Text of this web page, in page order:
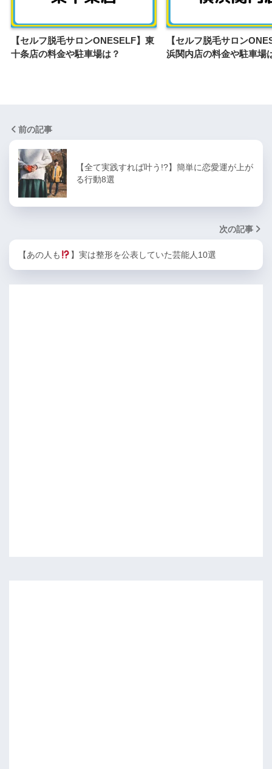
【セルフ脱毛サロンONESELF】東
十条店の料金や駐車場は？
【セルフ脱毛サロン
浜関内店の料金や駐車場
前の記事
【全て実践すれば叶う!?】簡単に恋愛運が上が
る行動8選
次の記事
【あの人も 】実は整形を公表していた芸能人10選